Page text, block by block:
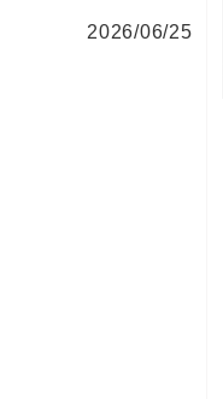
2026/06/25